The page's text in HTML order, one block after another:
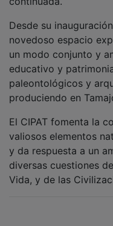
novedoso espacio
un modo conjunto y
educativo y
paleontológicos y
produciendo en
valiosos elementos
y da respuesta a un
diversas cuestiones
Vida, y de las